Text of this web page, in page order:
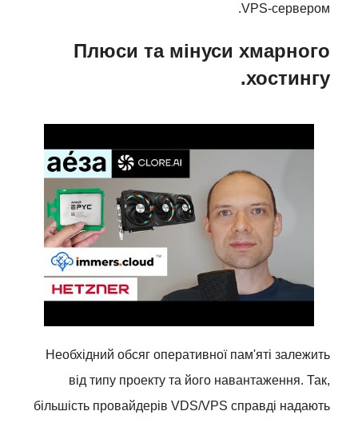
VPS-сервером.
Плюси та мінуси хмарного
хостингу.
Необхідний обсяг оперативної пам'яті залежить
від типу проекту та його навантаження. Так,
більшість провайдерів VDS/VPS справді надають